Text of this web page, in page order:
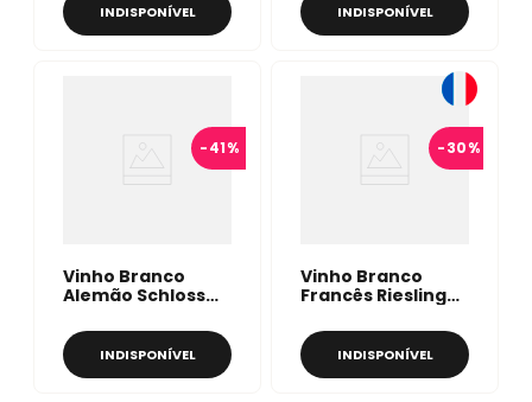
INDISPONÍVEL INDISPONÍVEL
-41%
Vinho Branco
Alemão Schloss
Silberlack Grand
Cru 750ml
INDISPONÍVEL
-30%
Vinho Branco
Francês Riesling
Wolfberger 750ml
INDISPONÍVEL